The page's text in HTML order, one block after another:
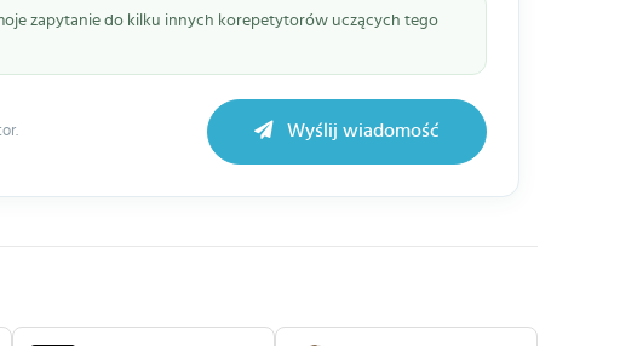
zapytanie do kilku innych korepetytorów uczących tego
Wyślij wiadomość